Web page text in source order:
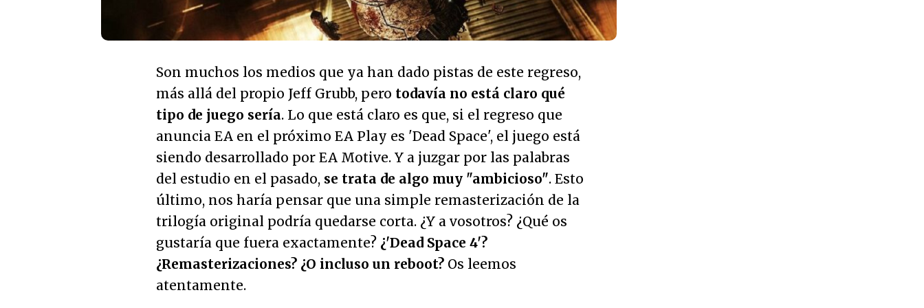
Son muchos los medios que ya han dado pistas de este regreso,
más allá del propio Jeff Grubb, pero todavía no está claro qué
tipo de juego sería. Lo que está claro es que, si el regreso que
anuncia EA en el próximo EA Play es 'Dead Space', el juego está
siendo desarrollado por EA Motive. Y a juzgar por las palabras
del estudio en el pasado, se trata de algo muy "ambicioso". Esto
último, nos haría pensar que una simple remasterización de la
trilogía original podría quedarse corta. ¿Y a vosotros? ¿Qué os
gustaría que fuera exactamente? ¿'Dead Space 4'?
¿Remasterizaciones? ¿O incluso un reboot? Os leemos
atentamente.